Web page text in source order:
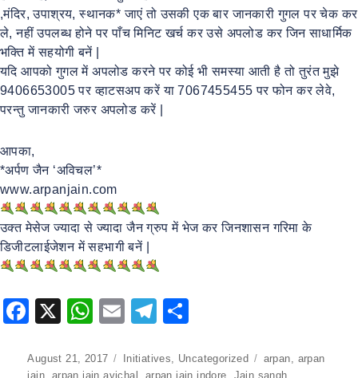
,मंदिर, उपाश्रय, स्थानक* जाएं तो उसकी एक बार जानकारी गुगल पर चेक कर
ले, नहीं उपलब्ध होने पर पाँच मिनिट खर्च कर उसे अपलोड कर जिन साधार्मिक
भक्ति में सहयोगी बनें |
यदि आपको गुगल में अपलोड करने पर कोई भी समस्या आती है तो तुरंत मुझे
9406653005 पर व्हाटसअप करें या 7067455455 पर फोन कर लेवे,
परन्तु जानकारी जरुर अपलोड करें |
आपका,
*अर्पण जैन ‘अविचल’*
www.arpanjain.com
उक्त मेसेज ज्यादा से ज्यादा जैन ग्रुप में भेज कर जिनशासन गरिमा के
डिजीटलाईजेशन में सहभागी बनें |
F
c
X
W
at
E
ai
T
e
ar
Posted
on
August 21, 2017 Categories
Initiatives Uncategorized Tags
arpan
arpan
jain arpan jain avichal arpan jain indore Jain sangh